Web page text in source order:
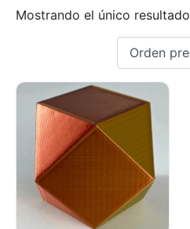
Mostrando el único resultado